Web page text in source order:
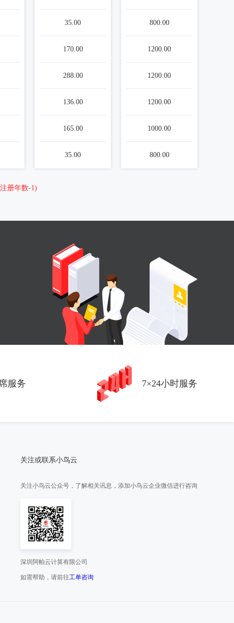
35.00 800.00
170.00 1200.00
288.00 1200.00
136.00 1200.00
165.00 1000.00
35.00 800.00
册年数-1)
服务 7×24小时服务
关注或联系小鸟云
关注小鸟云公众号，了解相关讯息，添加小鸟云企业微信进行咨询
深圳阿帕云计算有限公司
如需帮助，请前往工单咨询